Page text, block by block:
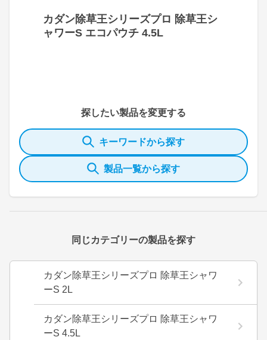
カダン除草王シリーズプロ 除草王シ
ャワーS エコパウチ 4.5L
探したい製品を変更する
キーワードから探す
製品一覧から探す
同じカテゴリーの製品を探す
カダン除草王シリーズプロ 除草王シャワ
ーS 2L
カダン除草王シリーズプロ 除草王シャワ
ーS 4.5L